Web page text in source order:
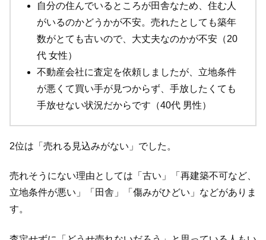
自分の住んでいるところが田舎なため、住む人
がいるのかどうかが不安。売れたとしても築年
数がとても古いので、大丈夫なのかが不安（20
代 女性）
不動産会社に査定を依頼しましたが、立地条件
が悪くて買い手が見つからず、手放したくても
手放せない状況だからです（40代 男性）
2位は「売れる見込みがない」でした。
売れそうにない理由としては「古い」「再建築不可など、
立地条件が悪い」「田舎」「傷みがひどい」などがありま
す。